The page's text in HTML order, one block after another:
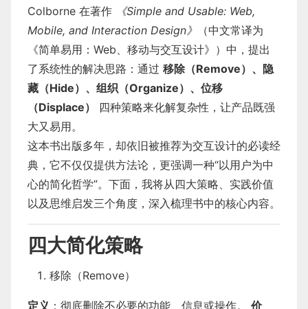
Colborne 在著作
《Simple and Usable: Web,
Mobile, and Interaction Design》
（中文常译为
《简单易用：Web、移动与交互设计》）中，提出
了系统性的解决思路：通过 移除（Remove）、隐
藏（Hide）、组织（Organize）、位移
（Displace）
四种策略来化解复杂性，让产品既强
大又易用。
这本书出版多年，却依旧被推荐为交互设计的必读经
典，它不仅仅提供方法论，更强调一种“以用户为中
心的简化哲学”。下面，我将从四大策略、实践价值
以及思维启发三个角度，深入梳理书中的核心内容。
四大简化策略
移除（Remove）
定义 ：彻底删除不必要的功能、信息或操作。 价